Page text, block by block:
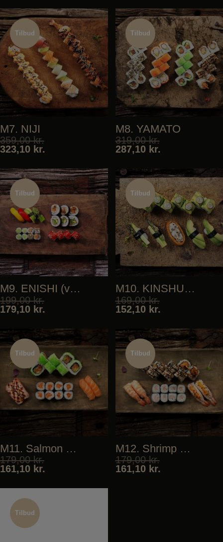
Tilbud
Tilbud
M7. NIJI
359,00kr.
323,10 kr.
Tilbud
Tilbud
M8. YAMATO
319,00kr.
287,10 kr.
Tilbud
Tilbud
M9. ENISHI (vegan)
199,00kr.
179,10 kr.
Tilbud
Tilbud
M10. KINSHU (vegan)
169,00kr.
152,10 kr.
Tilbud
M11. Salmon Biggie
179,00kr.
161,10 kr.
Tilbud
Tilbud
M12. Shrimp Biggie
179,00kr.
161,10 kr.
Tilbud
Tilbud